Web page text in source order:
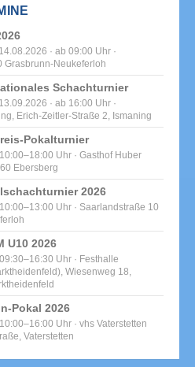
· ab 09:00 Uhr ·
Grasbrunn-Neukeferloh
Schachturnier
· ab 16:00 Uhr ·
Erich-Zeitler-Straße 2, Ismaning
Pokalturnier
Uhr · Gasthof Huber
Ebersberg
2026
Uhr · Saarlandstraße 10
U10 2026
Uhr · Festhalle
Wiesenweg 18,
Pokal 2026
Uhr · vhs Vaterstetten
Vaterstetten